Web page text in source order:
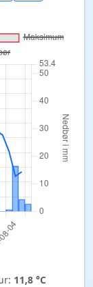
11,8 °C